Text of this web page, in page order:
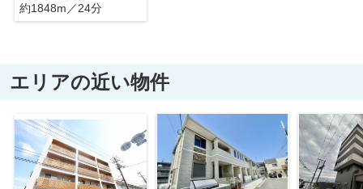
約1848m／24分
エリアの近い物件